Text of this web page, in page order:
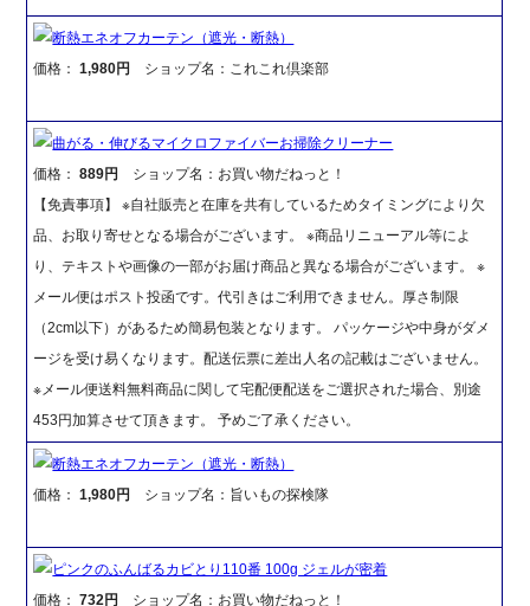
断熱エネオフカーテン（遮光・断熱）
価格：1,980円 ショップ名：これこれ倶楽部
曲がる・伸びるマイクロファイバーお掃除クリーナー
価格：889円
ショップ名：お買い物だねっと！
【免責事項】 ※自社販売と在庫を共有しているためタイミングにより欠
品、お取り寄せとなる場合がございます。 ※商品リニューアル等によ
り、テキストや画像の一部がお届け商品と異なる場合がございます。 ※
メール便はポスト投函です。代引きはご利用できません。厚さ制限
（2cm以下）があるため簡易包装となります。 パッケージや中身がダメ
ージを受け易くなります。配送伝票に差出人名の記載はございません。
※メール便送料無料商品に関して宅配便配送をご選択された場合、別途
453円加算させて頂きます。 予めご了承ください。
断熱エネオフカーテン（遮光・断熱）
価格：1,980円 ショップ名：旨いもの探検隊
ピンクのふんばるカビとり110番 100g ジェルが密着
価格：732円
ショップ名：お買い物だねっと！